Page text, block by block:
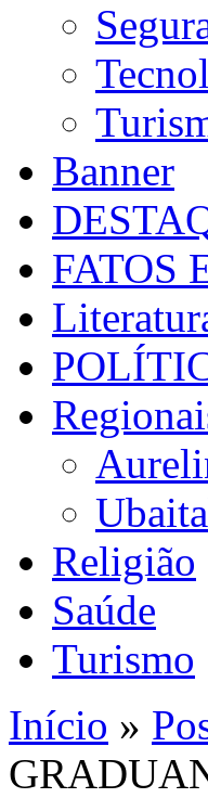
Banner
FATOS
Religião
Saúde
Turismo
Início »